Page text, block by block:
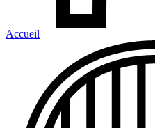
Accueil